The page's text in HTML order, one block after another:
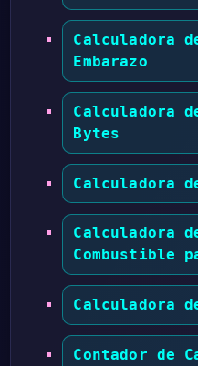
Calculadora
Embarazo
Calculadora
Bytes
Calculadora
Calculadora
Combustible
Calculadora
Contador de